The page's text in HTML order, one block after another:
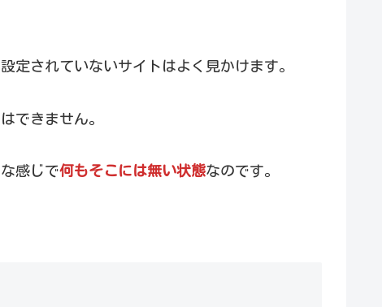
定されていないサイトはよく見かけます。
できません。
感じで何もそこには無い状態なのです。